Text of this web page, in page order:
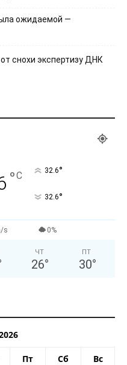
ожидаемой —
снохи экспертизу ДНК
°C 32.6°
32.6°
s 0%
ЧТ
26°
ПТ
30°
Пт Сб Вс